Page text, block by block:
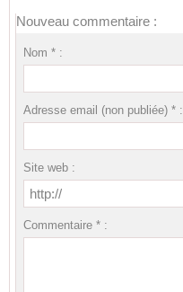
Nouveau commentaire :
Nom * :
Adresse email (non publiée) * :
Site web :
Commentaire * :